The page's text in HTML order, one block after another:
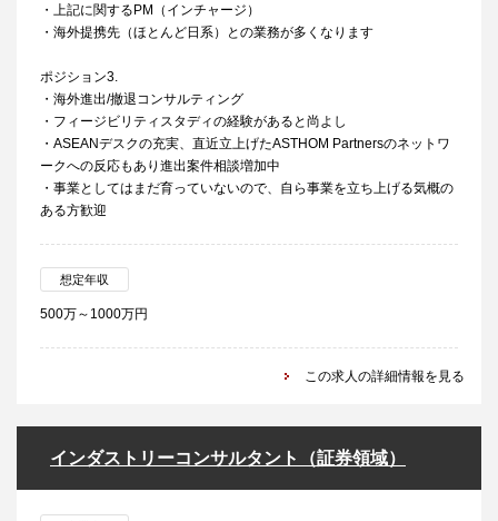
・上記に関するPM（インチャージ）
・海外提携先（ほとんど日系）との業務が多くなります
ポジション3.
・海外進出/撤退コンサルティング
・フィージビリティスタディの経験があると尚よし
・ASEANデスクの充実、直近立上げたASTHOM Partnersのネットワ
ークへの反応もあり進出案件相談増加中
・事業としてはまだ育っていないので、自ら事業を立ち上げる気概の
ある方歓迎
想定年収
500万～1000万円
この求人の詳細情報を見る
インダストリーコンサルタント（証券領域）